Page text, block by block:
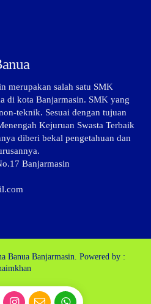
merupakan salah satu SMK
di kota Banjarmasin. SMK yang
teknik. Sesuai dengan tujuan
Kejuruan Swasta Terbaik
diberi bekal pengetahuan dan
Banjarmasin
Banua Banjarmasin. Powered by :